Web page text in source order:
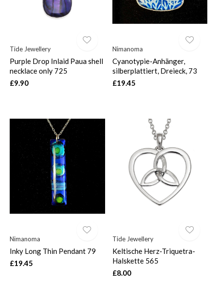
Tide Jewellery
Purple Drop Inlaid Paua shell
necklace only 725
£9.90
Nimanoma
Cyanotypie-Anhänger,
silberplattiert, Dreieck, 73
£19.45
Nimanoma
Inky Long Thin Pendant 79
£19.45
Tide Jewellery
Keltische Herz-Triquetra-
Halskette 565
£8.00